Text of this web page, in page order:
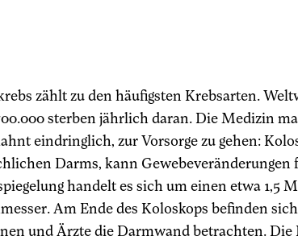
zählt zu den häufigsten Krebsarten.
sterben jährlich daran. Die Medizin
eindringlich, zur Vorsorge zu gehen:
Darms, kann
handelt es sich um einen etwa 1,5
Am Ende des Koloskops befinden
und Ärzte die Darmwand betrachten.